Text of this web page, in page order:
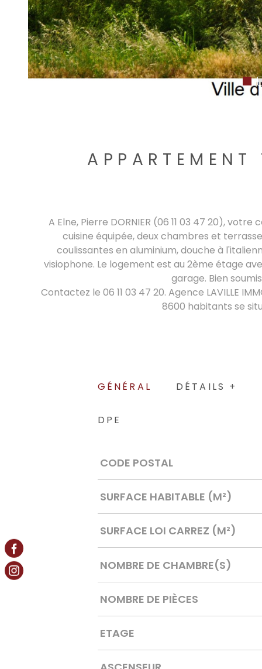
A Elne, Pierre DORNIER (06 11 03 47 20),
cuisine équipée, deux chambres et
coulissantes en aluminium, douche à
visiophone. Le logement est au 2ème étage
garage. Bien
Contactez le 06 11 03 47 20. Agence LAVILLE
8600 habitants se
GÉNÉRAL DÉTAILS +
DPE
Caractérisque Valeurs
CODE POSTAL
SURFACE HABITABLE (M²)
SURFACE LOI CARREZ (M²)
NOMBRE DE CHAMBRE(S)
NOMBRE DE PIÈCES
ETAGE